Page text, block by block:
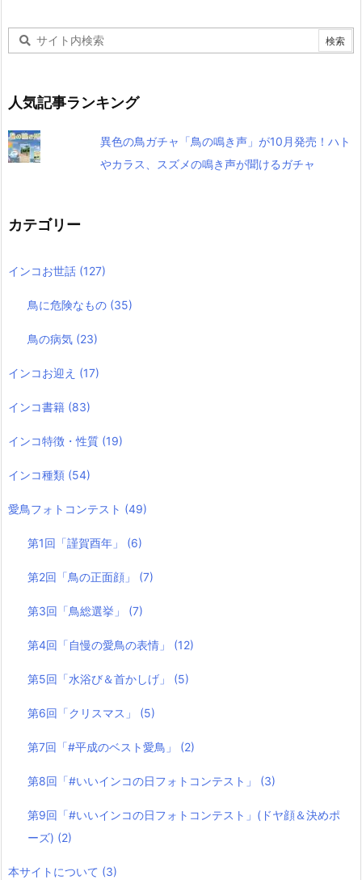
人気記事ランキング
異色の鳥ガチャ「鳥の鳴き声」が10月発売！ハト
やカラス、スズメの鳴き声が聞けるガチャ
カテゴリー
インコお世話 (127)
鳥に危険なもの (35)
鳥の病気 (23)
インコお迎え (17)
インコ書籍 (83)
インコ特徴・性質 (19)
インコ種類 (54)
愛鳥フォトコンテスト (49)
第1回「謹賀酉年」 (6)
第2回「鳥の正面顔」 (7)
第3回「鳥総選挙」 (7)
第4回「自慢の愛鳥の表情」 (12)
第5回「水浴び＆首かしげ」 (5)
第6回「クリスマス」 (5)
第7回「#平成のベスト愛鳥」 (2)
第8回「#いいインコの日フォトコンテスト」 (3)
第9回「#いいインコの日フォトコンテスト」(ドヤ顔＆決めポ
ーズ) (2)
本サイトについて (3)